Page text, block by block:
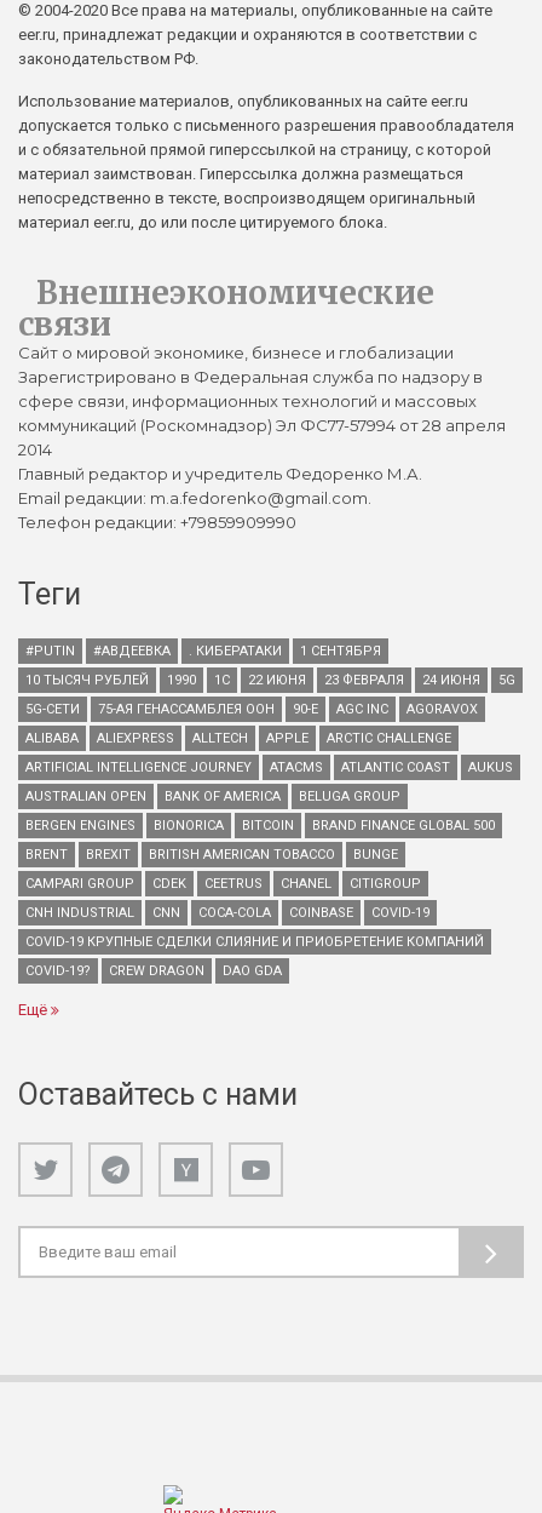
© 2004-2020 Все права на материалы, опубликованные на сайте
eer.ru, принадлежат редакции и охраняются в соответствии с
законодательством РФ.
Использование материалов, опубликованных на сайте eer.ru
допускается только с письменного разрешения правообладателя
и с обязательной прямой гиперссылкой на страницу, с которой
материал заимствован. Гиперссылка должна размещаться
непосредственно в тексте, воспроизводящем оригинальный
материал eer.ru, до или после цитируемого блока.
Внешнеэкономические
связи
Сайт о мировой экономике, бизнесе и глобализации
Зарегистрировано в Федеральная служба по надзору в
сфере связи, информационных технологий и массовых
коммуникаций (Роскомнадзор) Эл ФС77-57994 от 28 апреля
2014
Главный редактор и учредитель Федоренко М.А.
Email редакции: m.a.fedorenko@gmail.com.
Телефон редакции: +79859909990
Теги
#PUTIN #АВДЕЕВКА . КИБЕРАТАКИ
1 СЕНТЯБРЯ
10 ТЫСЯЧ РУБЛЕЙ
1990 1С 22 ИЮНЯ 23 ФЕВРАЛЯ 24 ИЮНЯ
5G
5G-СЕТИ
75-АЯ ГЕНАССАМБЛЕЯ ООН 90-Е AGC INC
AGORAVOX
ALIBABA
ALIEXPRESS ALLTECH APPLE
ARCTIC CHALLENGE
ARTIFICIAL INTELLIGENCE JOURNEY
ATACMS ATLANTIC COAST
AUKUS
AUSTRALIAN OPEN
BANK OF AMERICA
BELUGA GROUP
BERGEN ENGINES
BIONORICA BITCOIN
BRAND FINANCE GLOBAL 500
BRENT
BREXIT BRITISH AMERICAN TOBACCO
BUNGE
CAMPARI GROUP
CDEK CEETRUS CHANEL
CITIGROUP
CNH INDUSTRIAL
CNN COCA-COLA COINBASE
COVID-19
COVID-19 КРУПНЫЕ СДЕЛКИ СЛИЯНИЕ И ПРИОБРЕТЕНИЕ КОМПАНИЙ
COVID-19?
CREW DRAGON DAO GDA
Ещё
Оставайтесь с нами